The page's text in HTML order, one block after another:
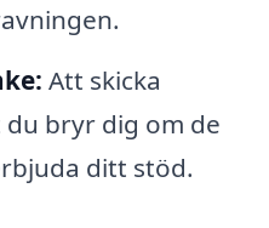
Att skicka
bryr dig om de
ditt stöd.